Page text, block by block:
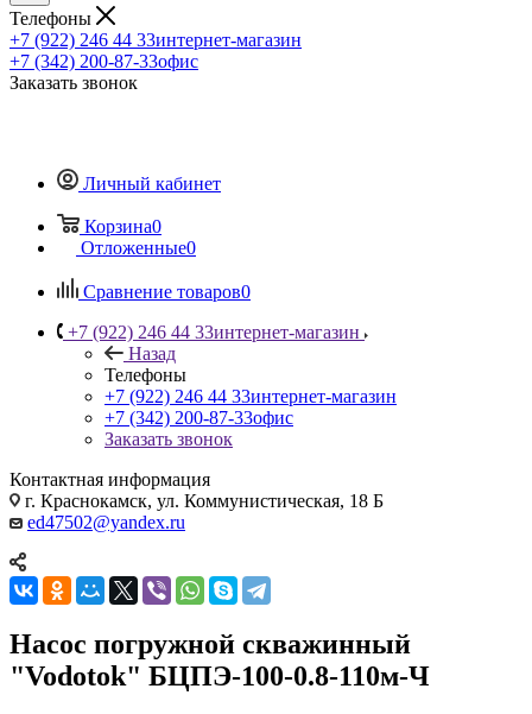
Телефоны
+7 (922) 246 44 33интернет-магазин
+7 (342) 200-87-33офис
Заказать звонок
Личный кабинет
Корзина0
Отложенные0
Сравнение товаров0
+7 (922) 246 44 33интернет-магазин
Назад
Телефоны
+7 (922) 246 44 33интернет-магазин
+7 (342) 200-87-33офис
Заказать звонок
Контактная информация
г. Краснокамск, ул. Коммунистическая, 18 Б
ed47502@yandex.ru
Насос погружной скважинный
"Vodotok" БЦПЭ-100-0.8-110м-Ч